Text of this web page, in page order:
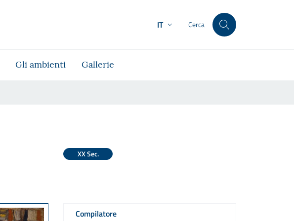
IT Cerca
Gli ambienti Gallerie
XX Sec.
Compilatore